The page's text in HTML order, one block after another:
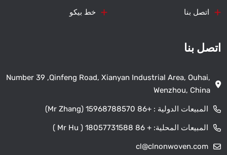
اتصل بنا خط بيكو
اتصل بنا
Number 39 ,Qinfeng Road, Xianyan Industrial Area, Ouhai,
Wenzhou, China
المبيعات الدولية : +86 15968788570 (Mr Zhang)
المبيعات المحلية: + 86 18057731588 ( Mr Hu )
cl@clnonwoven.com